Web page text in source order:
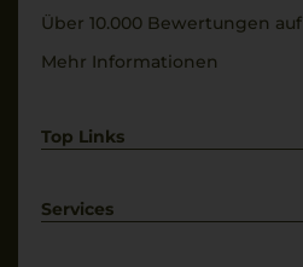
Über 10.000 Bewertungen auf
Mehr Informationen
Top Links
Weißwein
Services